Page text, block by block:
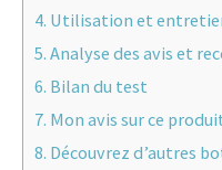
4. Utilisation et
5. Analyse des avis et
6. Bilan du test
7. Mon avis sur ce
8. Découvrez d’autres